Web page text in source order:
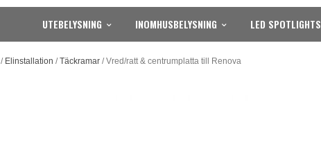
UTEBELYSNING INOMHUSBELYSNING LED SPOTLIGHTS
/ Elinstallation /Täckramar /Vred/ratt & centrumplatta till Renova